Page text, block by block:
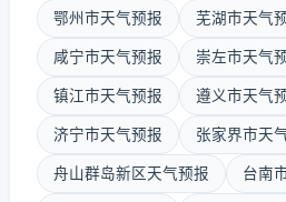
鄂州市天气预报 芜湖市天气
咸宁市天气预报 崇左市天气
镇江市天气预报 遵义市天气
济宁市天气预报 张家界市天
舟山群岛新区天气预报 台南